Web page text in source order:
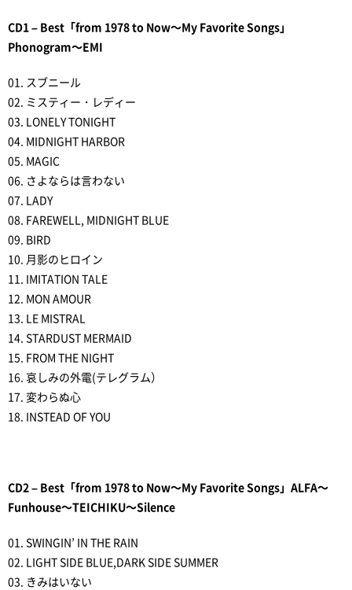
CD1 – Best「from 1978 to Now～My Favorite Songs」
Phonogram～EMI
01. スブニール
02. ミスティー・レディー
03. LONELY TONIGHT
04. MIDNIGHT HARBOR
05. MAGIC
06. さよならは言わない
07. LADY
08. FAREWELL, MIDNIGHT BLUE
09. BIRD
10. 月影のヒロイン
11. IMITATION TALE
12. MON AMOUR
13. LE MISTRAL
14. STARDUST MERMAID
15. FROM THE NIGHT
16. 哀しみの外電(テレグラム）
17. 変わらぬ心
18. INSTEAD OF YOU
CD2 – Best「from 1978 to Now～My Favorite Songs」ALFA～
Funhouse～TEICHIKU～Silence
01. SWINGIN’ IN THE RAIN
02. LIGHT SIDE BLUE,DARK SIDE SUMMER
03. きみはいない